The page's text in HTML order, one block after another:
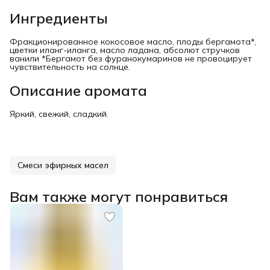
Ингредиенты
Фракционированное кокосовое масло, плоды бергамота*,
цветки иланг-иланга, масло ладана, абсолют стручков
ванили *Бергамот без фуранокумаринов не провоцирует
чувствительность на солнце.
Описание аромата
Яркий, свежий, сладкий.
Смеси эфирных масел
Вам также могут понравиться